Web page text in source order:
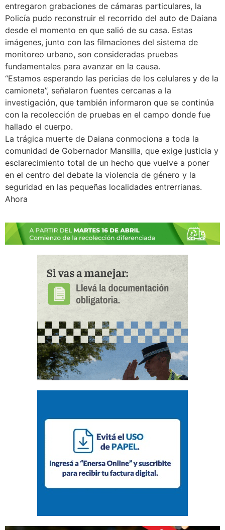
entregaron grabaciones de cámaras particulares, la
Policía pudo reconstruir el recorrido del auto de Daiana
desde el momento en que salió de su casa. Estas
imágenes, junto con las filmaciones del sistema de
monitoreo urbano, son consideradas pruebas
fundamentales para avanzar en la causa.
“Estamos esperando las pericias de los celulares y de la
camioneta”, señalaron fuentes cercanas a la
investigación, que también informaron que se continúa
con la recolección de pruebas en el campo donde fue
hallado el cuerpo.
La trágica muerte de Daiana conmociona a toda la
comunidad de Gobernador Mansilla, que exige justicia y
esclarecimiento total de un hecho que vuelve a poner
en el centro del debate la violencia de género y la
seguridad en las pequeñas localidades entrerrianas.
Ahora